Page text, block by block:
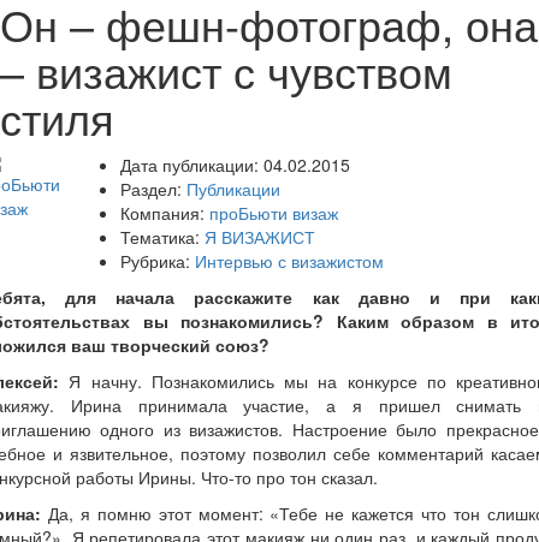
Он – фешн-фотограф, она
– визажист с чувством
стиля
Дата публикации: 04.02.2015
Раздел: Публикации
Компания: проБьюти визаж
Тематика: Я ВИЗАЖИСТ
Рубрика: Интервью с визажистом
для начала расскажите как давно и при
вы познакомились? Каким образом в
ваш творческий союз?
Я начну. Познакомились мы на конкурсе по
Ирина принимала участие, а я пришел снимать
одного из визажистов. Настроение было
и язвительное, поэтому позволил себе комментарий
работы Ирины. Что-то про тон сказал.
Да, я помню этот момент: «Тебе не кажется что тон
Я репетировала этот макияж ни один раз, и каждый